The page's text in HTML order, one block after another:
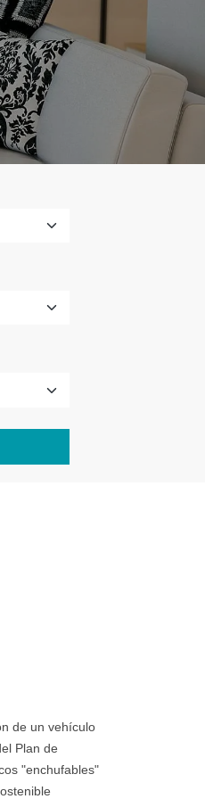
de un vehículo
Plan de
"enchufables"